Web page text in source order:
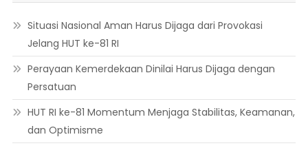
Situasi Nasional Aman Harus Dijaga dari Provokasi
Jelang HUT ke-81 RI
Perayaan Kemerdekaan Dinilai Harus Dijaga dengan
Persatuan
HUT RI ke-81 Momentum Menjaga Stabilitas, Keamanan,
dan Optimisme